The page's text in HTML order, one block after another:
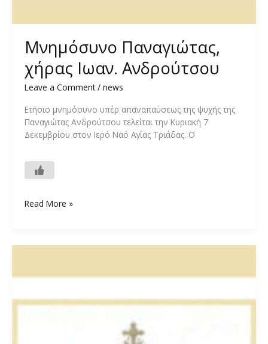
Μνημόσυνο Παναγιώτας,
χήρας Ιωαν. Ανδρούτσου
Leave a Comment / news
Ετήσιο μνημόσυνο υπέρ απαναπαύσεως της ψυχής της
Παναγιώτας Ανδρούτσου τελείται την Κυριακή 7
Δεκεμβρίου στον Ιερό Ναό Αγίας Τριάδας. Ο
Μνημόσυνο
Read More »